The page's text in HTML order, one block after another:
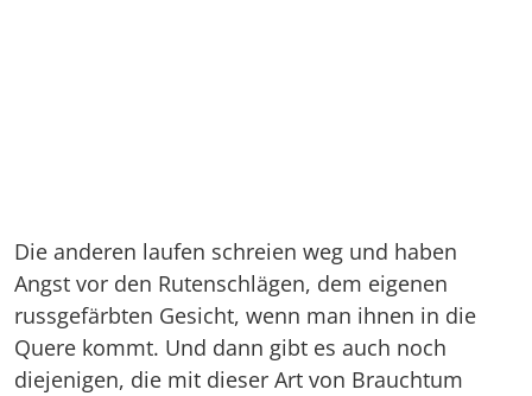
Die anderen laufen schreien weg und haben
Angst vor den Rutenschlägen, dem eigenen
russgefärbten Gesicht, wenn man ihnen in die
Quere kommt. Und dann gibt es auch noch
diejenigen, die mit dieser Art von Brauchtum